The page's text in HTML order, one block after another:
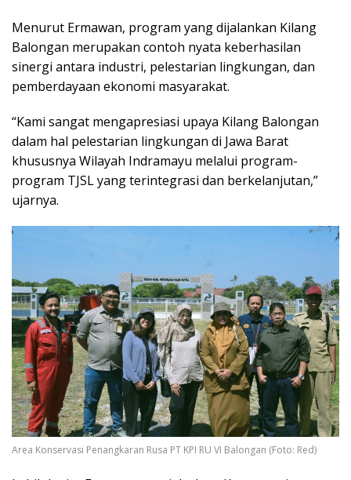
Menurut Ermawan, program yang dijalankan Kilang
Balongan merupakan contoh nyata keberhasilan
sinergi antara industri, pelestarian lingkungan, dan
pemberdayaan ekonomi masyarakat.
“Kami sangat mengapresiasi upaya Kilang Balongan
dalam hal pelestarian lingkungan di Jawa Barat
khususnya Wilayah Indramayu melalui program-
program TJSL yang terintegrasi dan berkelanjutan,”
ujarnya.
Area Konservasi Penangkaran Rusa PT KPI RU VI Balongan (Foto: Red)